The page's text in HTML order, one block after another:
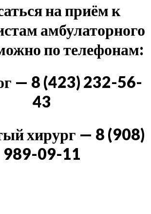
на приём к
амбулаторного
по телефонам:
— 8 (423) 232-56-
43
хирург — 8 (908)
989-09-11